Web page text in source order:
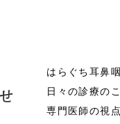
はらぐち耳鼻
日々の診療の
専門医師の視